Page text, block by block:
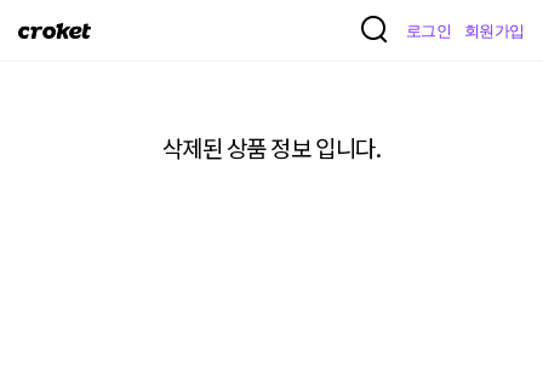
크
로그인 회원가입
삭제된 상품 정보 입니다.